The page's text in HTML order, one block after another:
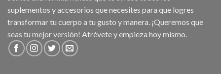
suplementos y accesorios que necesites para que logres
transformar tu cuerpo a tu gusto y manera. ¡Queremos que
seas tu mejor versión! Atrévete y empieza hoy mismo.